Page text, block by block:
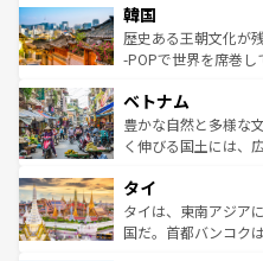
ワイを、存分に味わってほしい。 な
はコンテンツ一覧を
いる。アクティビテ
ビング、ハイキング
い。オーストラリア
参照してほしい。
ン）、静ひつな山岳
と山間の静けさが共
驚きをもたらしてく
容にもいいと評判の
が味わえる
照してほしい。
韓国
歴史ある王朝文化が
-POPで世界を席巻し
き、地方に足を延ば
できる。そして、キ
まで、さまざまな韓
リティに包まれなが
覧を参照してほしい。
ベトナム
豊かな自然と多様な
く伸びる国土には、
急速な発展と共に伝
ーチミン市のフラン
醸し出している。ま
タイ
タイは、東南アジア
国だ。首都バンコク